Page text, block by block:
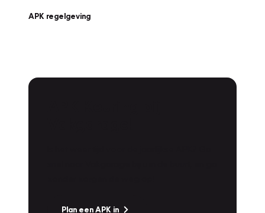
APK regelgeving
Plan een APK in